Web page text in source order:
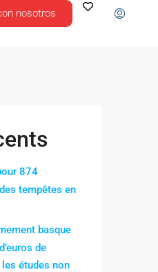
nosotros
874
tempêtes en
basque
de
études non